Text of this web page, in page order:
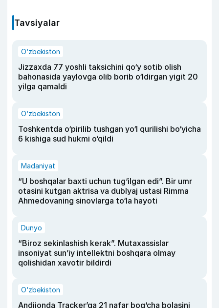
Tavsiyalar
O‘zbekiston
Jizzaxda 77 yoshli taksichini qo‘y sotib olish
bahonasida yaylovga olib borib o‘ldirgan yigit 20
yilga qamaldi
O‘zbekiston
Toshkentda o‘pirilib tushgan yo‘l qurilishi bo‘yicha
6 kishiga sud hukmi o‘qildi
Madaniyat
“U boshqalar baxti uchun tug‘ilgan edi”. Bir umr
otasini kutgan aktrisa va dublyaj ustasi Rimma
Ahmedovaning sinovlarga to‘la hayoti
Dunyo
“Biroz sekinlashish kerak”. Mutaxassislar
insoniyat sun’iy intellektni boshqara olmay
qolishidan xavotir bildirdi
O‘zbekiston
Andijonda Tracker’ga 21 nafar bog‘cha bolasini